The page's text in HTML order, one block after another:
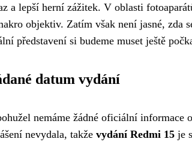
a lepší herní zážitek. V oblasti
objektiv. Zatím však není jasné, zda
představení si budeme muset ještě
datum vydání
nemáme žádné oficiální informace
nevydala, takže vydání Redmi 15 je